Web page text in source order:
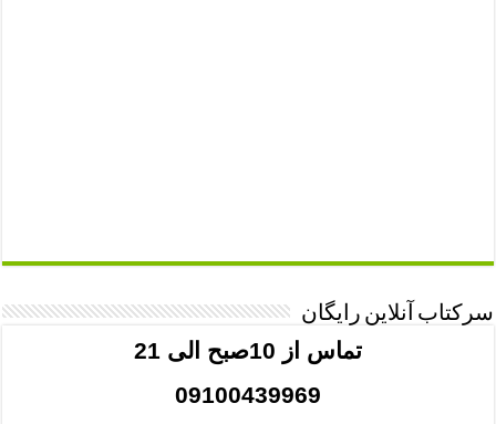
سرکتاب آنلاین رایگان
تماس از 10صبح الی 21
09100439969